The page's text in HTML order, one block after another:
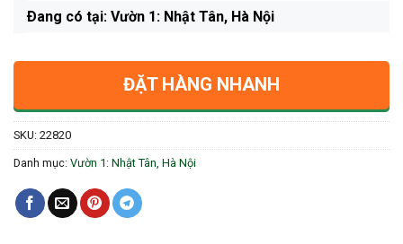
Ðang có tại: Vườn 1: Nhật Tân, Hà Nội
ĐẶT HÀNG NHANH
SKU: 22820
Danh mục: Vườn 1: Nhật Tân, Hà Nội